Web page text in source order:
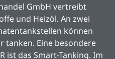
GmbH vertreibt
und Heizöl. An zwei
können
tanken. Eine besondere
ist das Smart-Tanking. Im